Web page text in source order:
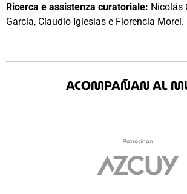
Ricerca e assistenza curatoriale: Nicolás
García, Claudio Iglesias e Florencia Morel.
ACOMPAÑAN AL